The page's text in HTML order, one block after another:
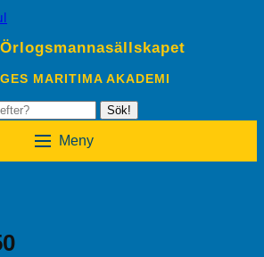
MARITIMA AKADEMI
Sök!
Meny